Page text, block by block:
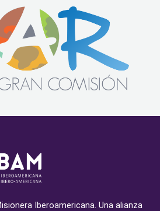
Iberoamericana. Una alianza